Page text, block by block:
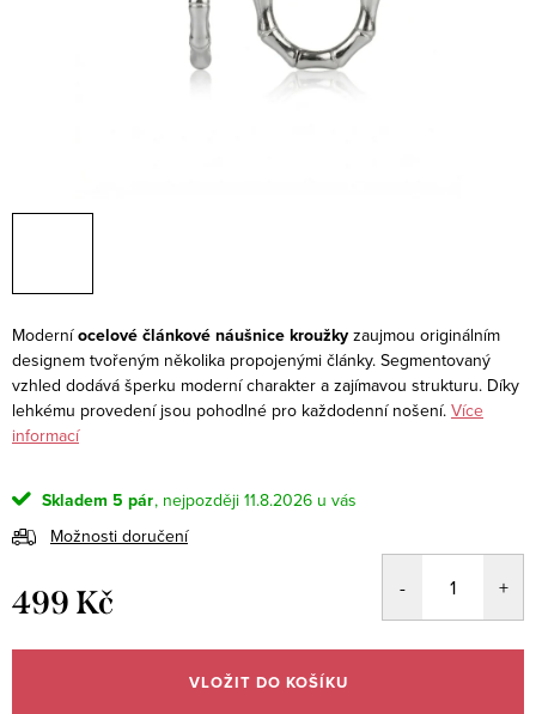
Moderníocelové článkové náušnice kroužky zaujmou originálním
designem tvořeným několika propojenými články. Segmentovaný
vzhled dodává šperku moderní charakter a zajímavou strukturu. Díky
lehkému provedení jsou pohodlné pro každodenní nošení. Více
informací
Skladem 5 pár
11.8.2026
Možnosti doručení
499 Kč
cena:
VLOŽIT DO KOŠÍKU